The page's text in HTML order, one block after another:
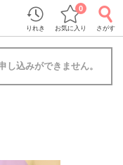
りれき お気に入り
0
さがす
し込みができません。